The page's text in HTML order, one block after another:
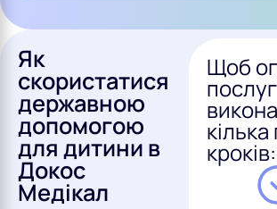
Як
скористатися
державною
допомогою
для дитини в
Докос
Медікал
Щоб
кроків: